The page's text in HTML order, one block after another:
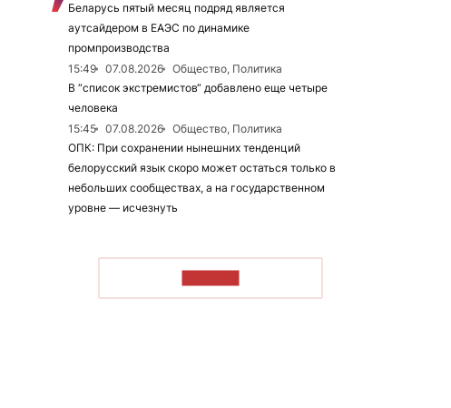
Беларусь пятый месяц подряд является
аутсайдером в ЕАЭС по динамике
промпроизводства
15:49
07.08.2026
Общество, Политика
В “список экстремистов“ добавлено еще четыре
человека
15:45
07.08.2026
Общество, Политика
ОПК: При сохранении нынешних тенденций
белорусский язык скоро может остаться только в
небольших сообществах, а на государственном
уровне — исчезнуть